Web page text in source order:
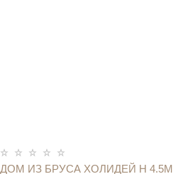
ДОМ ИЗ БРУСА ХОЛИДЕЙ Н 4.5М
КУПИТЬ